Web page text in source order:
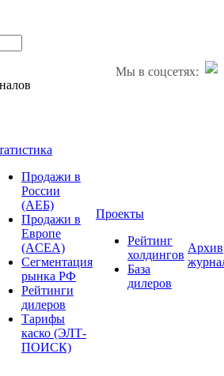
Мы в соцсетях:
Продажи в
России
(АЕБ)
Продажи в
Европе
(ACEA)
Сегментация
рынка РФ
Рейтинги
дилеров
Тарифы
каско (ЭЛТ-
ПОИСК)
Проекты
Рейтинг
холдингов
База
дилеров
Архив